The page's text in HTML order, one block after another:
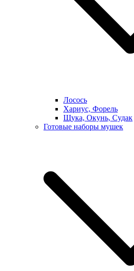
Лосось
Хариус, Форель
Щука, Окунь, Судак
Готовые наборы мушек